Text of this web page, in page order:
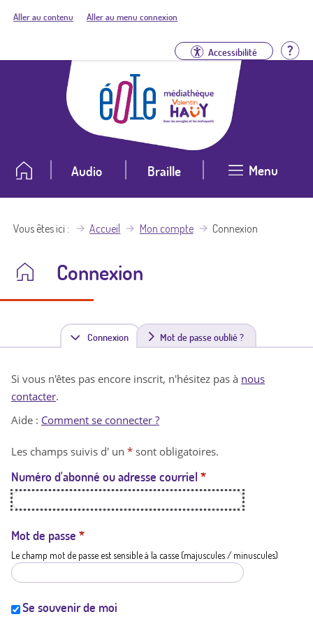
Aller au contenu Aller au menu connexion
Accessibilité
Audio Braille Menu
Vous êtes ici Accueil Mon compte Connexion
Connexion
Connexion(
n
t
a
t
i
Mot de passe oublié ?
Si vous n'êtes pas encore inscrit, n'hésitez pas à nous
contacter.
Aide : Comment se connecter ?
Les champs suivis d' un * sont obligatoires.
Numéro d'abonné ou adresse courriel *
Mot de passe *
Le champ mot de passe est sensible à la casse (majuscules / minuscules)
Se souvenir de moi